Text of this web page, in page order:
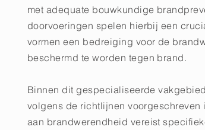
met adequate bouwkundige
doorvoeringen spelen hierbij een
vormen een bedreiging voor de
beschermd te worden tegen brand.
Binnen dit gespecialiseerde
volgens de richtlijnen
aan brandwerendheid vereist